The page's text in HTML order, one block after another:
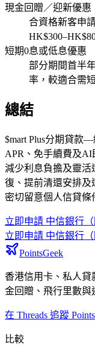
現金回贈／迎新優惠
合資格新客申
短期0息或低息優惠
部分期間首半
率，較適合需
總結
$mart Plus分期貸款
APR、免手續費及AI
減少利息負擔及靈活
復、提前清還安排及
密切留意個人信貸條
立即申請 中信銀行
立即申請 中信銀行
PointsGeek
香港信用卡、私人貸
金回贈、飛行里數與
在 Threads 追蹤
比較